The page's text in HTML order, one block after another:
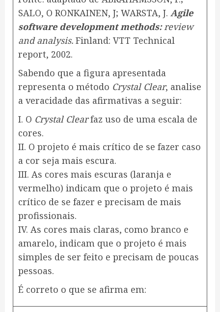
SALO, O RONKAINEN, J; WARSTA, J. Agile
software development methods:review
and analysis. Finland: VTT Technical
report, 2002.
Sabendo que a figura apresentada
representa o método Crystal Clear, analise
a veracidade das afirmativas a seguir:
I. O Crystal Clearfaz uso de uma escala de
cores.
II. O projeto é mais crítico de se fazer caso
a cor seja mais escura.
III. As cores mais escuras (laranja e
vermelho) indicam que o projeto é mais
crítico de se fazer e precisam de mais
profissionais.
IV. As cores mais claras, como branco e
amarelo, indicam que o projeto é mais
simples de ser feito e precisam de poucas
pessoas.
É correto o que se afirma em: